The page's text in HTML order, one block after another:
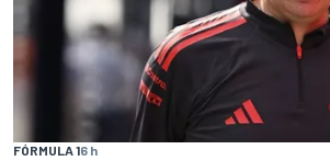
FÓRMULA 16 h